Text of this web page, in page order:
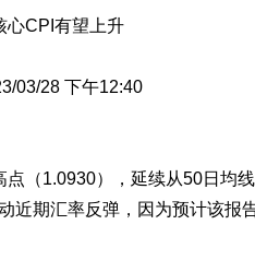
心CPI有望上升
03/28 下午12:40
点（1.0930），延续从50日均
近期汇率反弹，因为预计该报